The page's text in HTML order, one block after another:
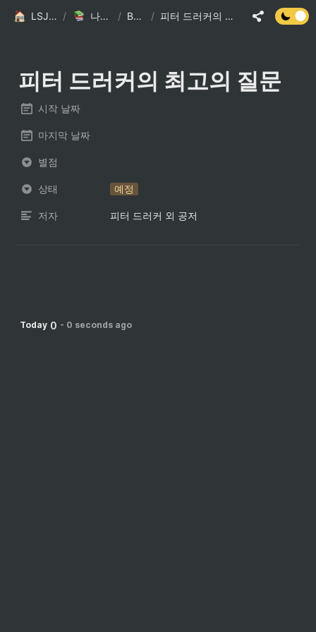
LSJ HOME / 나의 책장 / Books / 피터 드러커의 최고의 질문
피터 드러커의 최고의 질문
시작 날짜
마지막 날짜
별점
상태 예정
저자 피터 드러커 외 공저
Today 0 - 0 seconds ago